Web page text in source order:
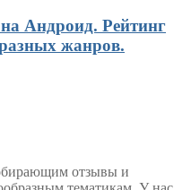
Андроид. Рейтинг
жанров.
отзывы и